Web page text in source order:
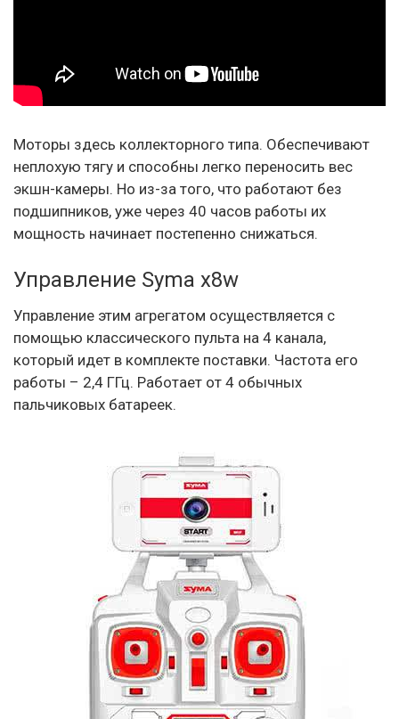
Моторы здесь коллекторного типа. Обеспечивают
неплохую тягу и способны легко переносить вес
экшн-камеры. Но из-за того, что работают без
подшипников, уже через 40 часов работы их
мощность начинает постепенно снижаться.
Управление Syma x8w
Управление этим агрегатом осуществляется с
помощью классического пульта на 4 канала,
который идет в комплекте поставки. Частота его
работы – 2,4 ГГц. Работает от 4 обычных
пальчиковых батареек.